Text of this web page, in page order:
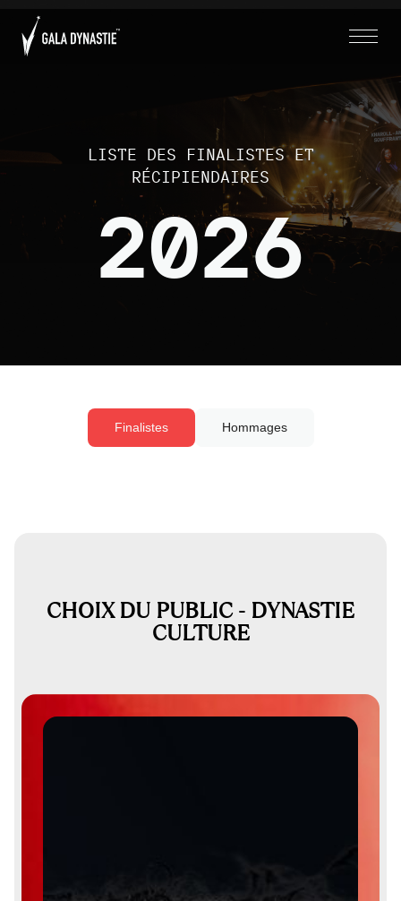
LISTE DES FINALISTES ET
RÉCIPIENDAIRES
2026
Finalistes Hommages
CHOIX DU PUBLIC - DYNASTIE
CULTURE